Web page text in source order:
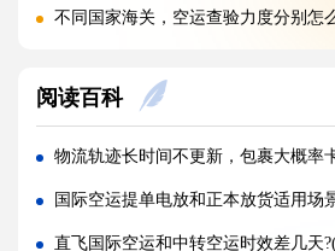
不同国家海关，空运查验力度分别怎么样?(
空运货物 AMS、ENS 预申报填错有什么后果
空运品名申报错误，会面临哪些罚款与处罚?(
国际空运货物被扣，最快多久可以清关放行
国际空运计费重与实际重、体积重怎么换算（
阅读百科
物流轨迹长时间不更新，包裹大概率卡在哪个环
国际空运提单电放和正本放货适用场景，赊账订单怎么
直飞国际空运和中转空运时效差几天